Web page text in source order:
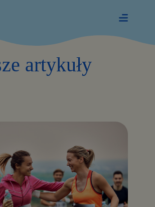
artykuły